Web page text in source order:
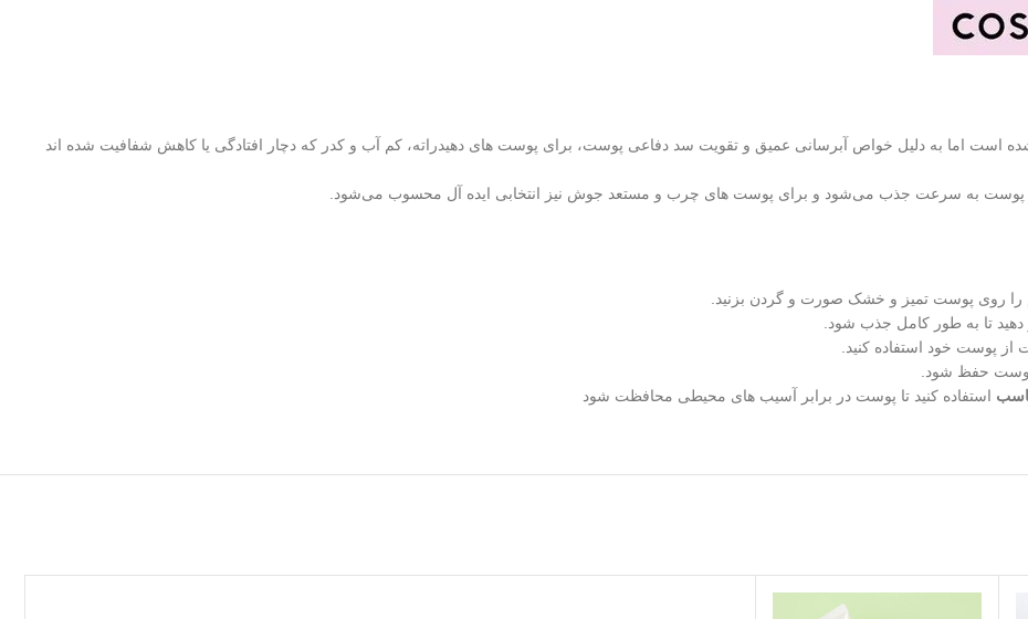
است اما به دلیل خواص آبرسانی عمیق و تقویت سد دفاعی پوست، برای پوست های دهیدراته، کم آب و کدر که دچار افتادگی یا کاهش شفافیت شده اند
پوست به سرعت جذب می‌شود و برای پوست‌ های چرب و مستعد جوش نیز انتخابی ایده‌ آل محسوب می‌شود.
روی پوست تمیز و خشک صورت و گردن بزنید.
تا به طور کامل جذب شود.
از پوست خود استفاده کنید.
پوست حفظ شود.
استفاده کنید تا پوست در برابر آسیب‌ های محیطی محافظت شود